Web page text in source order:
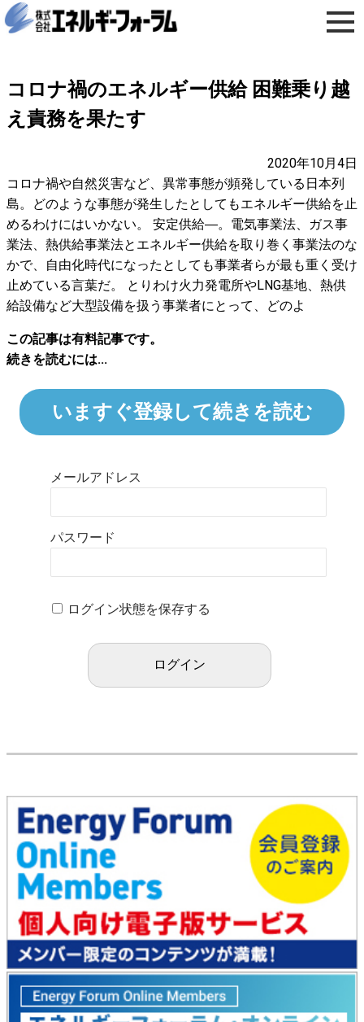
コロナ禍のエネルギー供給 困難乗り越
え責務を果たす
2020年10月4日
コロナ禍や自然災害など、異常事態が頻発している日本列
島。どのような事態が発生したとしてもエネルギー供給を止
めるわけにはいかない。 安定供給―。電気事業法、ガス事
業法、熱供給事業法とエネルギー供給を取り巻く事業法のな
かで、自由化時代になったとしても事業者らが最も重く受け
止めている言葉だ。 とりわけ火力発電所やLNG基地、熱供
給設備など大型設備を扱う事業者にとって、どのよ
この記事は有料記事です。
続きを読むには...
いますぐ登録して続きを読む
メールアドレス
パスワード
ログイン状態を保存する